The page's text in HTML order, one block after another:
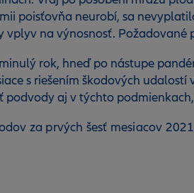
poisťovňa neurobí, sa
na výnosnosť.
rok, hneď po nástupe
s riešením škodových
aj v týchto
za prvých šesť mesiacov